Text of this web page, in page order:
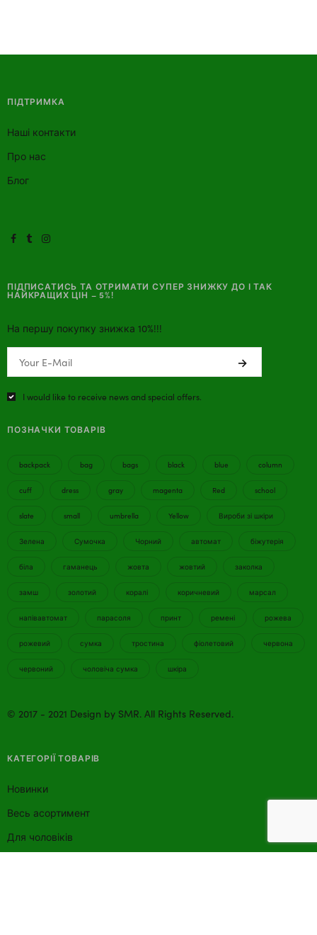
ПІДТРИМКА
Наші контакти
Про нас
Блог
ПІДПИСАТИСЬ ТА ОТРИМАТИ СУПЕР ЗНИЖКУ ДО І ТАК
НАЙКРАЩИХ ЦІН – 5%!
На першу покупку знижка 10%!!!
I would like to receive news and special offers.
ПОЗНАЧКИ ТОВАРІВ
backpack bag bags black blue column
cuff dress gray magenta Red school
slate small umbrella Yellow Вироби зі шкіри
Зелена Сумочка Чорний автомат біжутерія
біла гаманець жовта жовтий заколка
замш золотий коралі коричневий марсал
напівавтомат парасоля принт ремені рожева
рожевий сумка тростина фіолетовий червона
червоний чоловіча сумка шкіра
© 2017 - 2021 Design by SMR. All Rights Reserved.
КАТЕГОРІЇ ТОВАРІВ
Новинки
Весь асортимент
Для чоловіків